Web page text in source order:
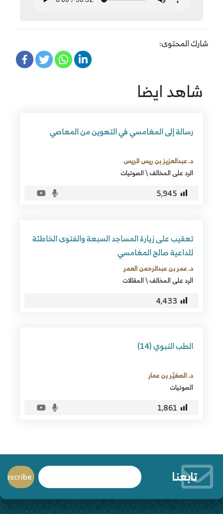
شارك المحتوى:
شاهد ايضا
رسالة إلى المغامسي في التهوين من المعاصي
د. عبدالعزيز بن ريس الريس
الرد على المخالف\الصوتيات
5٬945
تعقيب على زيارة المساجد السبعة والفتوى الخاطئة
للداعية صالح المغامسي
د. عمر بن عبدالرحمن العمر
الرد على المخالف\المقالات
4٬433
الطب النبوي (14)
د. الصغيَّر بن عمار
الصوتيات
1٬861
تابعنا